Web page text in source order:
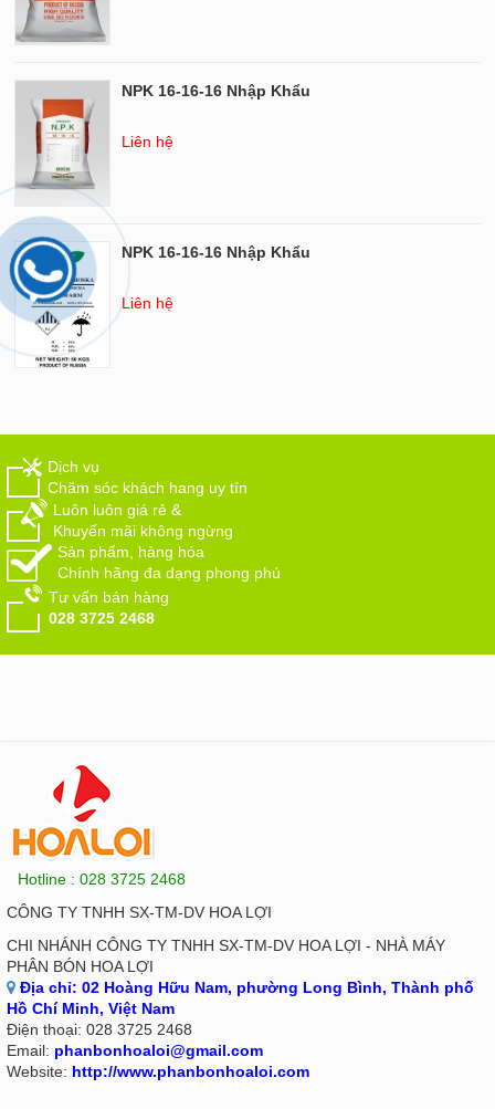
NPK 16-16-16 Nhập Khẩu
Liên hệ
NPK 16-16-16 Nhập Khẩu
Liên hệ
Dịch vụ
Chăm sóc khách hang uy tín
Luôn luôn giá rẻ &
Khuyến mãi không ngừng
Sản phẩm, hàng hóa
Chính hãng đa dạng phong phú
Tư vấn bán hàng
028 3725 2468
Hotline : 028 3725 2468
CÔNG TY TNHH SX-TM-DV HOA LỢI
CHI NHÁNH CÔNG TY TNHH SX-TM-DV HOA LỢI - NHÀ MÁY
PHÂN BÓN HOA LỢI
Địa chỉ: 02 Hoàng Hữu Nam, phường Long Bình, Thành phố
Hồ Chí Minh, Việt Nam
Điện thoại: 028 3725 2468
Email: phanbonhoaloi@gmail.com
Website: http://www.phanbonhoaloi.com